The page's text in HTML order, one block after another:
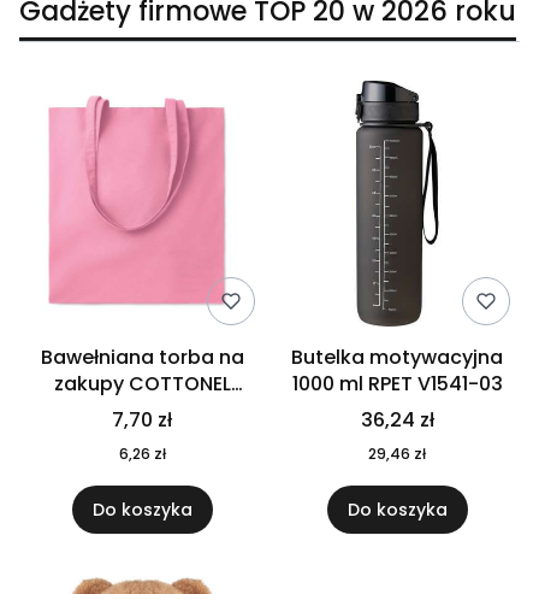
Gadżety firmowe TOP 20 w 2026 roku
Bawełniana torba na
zakupy COTTONEL
COLOUR++ MO9846-11
7,70 zł
6,26 zł
Do koszyka
Butelka motywacyjna
1000 ml RPET V1541-03
36,24 zł
29,46 zł
Do koszyka